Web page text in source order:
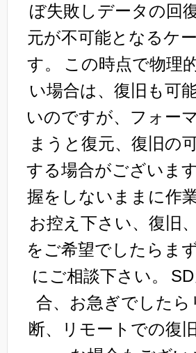
ぼ失敗しデータの回
元が不可能となるケ
す。
この時点で物理
い場合は、復旧も可
いのですが、フォー
まうと復元、復旧の
する場合がございます
握をしないままに作
お控え下さい、復旧
をご希望でしたらま
にご相談下さい。
合、お急ぎでしたら
断、リモートでの復